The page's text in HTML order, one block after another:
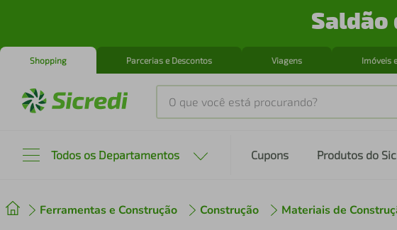
Saldão
Shopping Parcerias e Descontos Viagens Imóveis
O que você está procurando?
Todos os Departamentos Cupons Produtos do
Ferramentas e Construção Construção Materiais de
2º cafeteira